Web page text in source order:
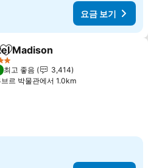
요금 보기
즐겨찾기에 추가
Madison
최고 좋음
3,414
브르 박물관에서 1.0km